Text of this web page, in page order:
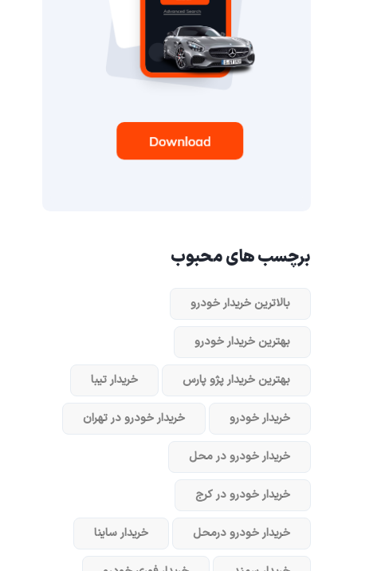
برچسب های محبوب
بالاترین خریدار خودرو
بهترین خریدار خودرو
بهترین خریدار پژو پارس خریدار تیبا
خریدار خودرو خریدار خودرو در تهران
خریدار خودرو در محل
خریدار خودرو در کرج
خریدار خودرو در‌محل خریدار ساینا